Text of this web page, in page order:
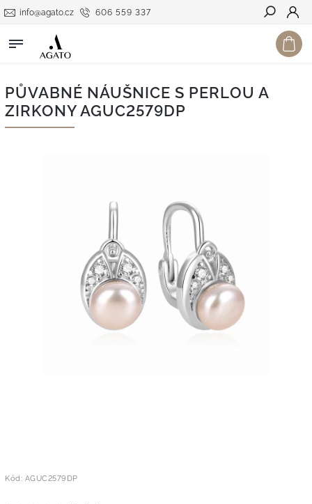
606 559 337
info@agato.cz
Hledat
PŮVABNÉ NÁUŠNICE S PERLOU A
ZIRKONY AGUC2579DP
Kód: AGUC2579DP